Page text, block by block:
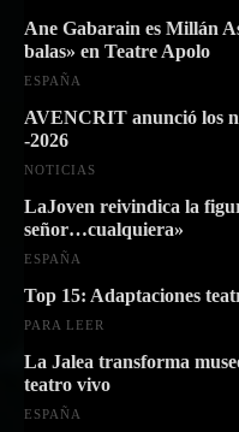
Ane Gabarain es Millán
balas» en Teatre Apolo
ESPAÑA
AVENCRIT anunció los
-2026
NOTICIAS
LaJoven reivindica la
señor…cualquiera»
ESPAÑA
Top 15: Adaptaciones
PARA LEER
La Jalea transforma
teatro vivo
ESPAÑA